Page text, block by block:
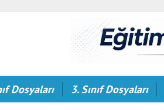
Dosyaları 3. Sınıf Dosyaları